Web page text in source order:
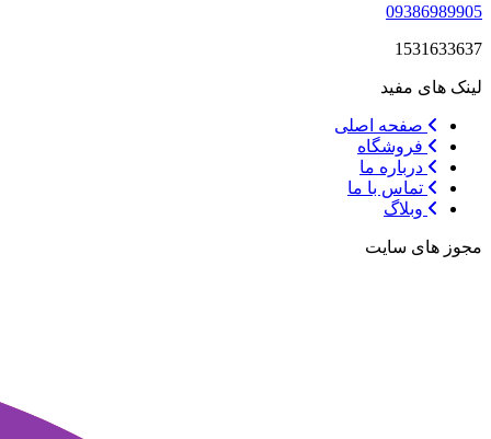
09386989905
1531633637
لینک های مفید
صفحه اصلی
فروشگاه
درباره ما
تماس با ما
وبلاگ
مجوز های سایت